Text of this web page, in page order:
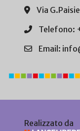
Via
Telefono:
Email:
Realizzato da